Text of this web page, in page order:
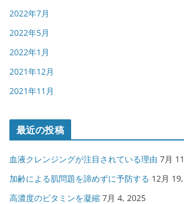
2022年7月
2022年5月
2022年1月
2021年12月
2021年11月
最近の投稿
血液クレンジングが注目されている理由 7月
加齢による肌問題を諦めずに予防する 12月
高濃度のビタミンを凝縮 7月 4, 2025